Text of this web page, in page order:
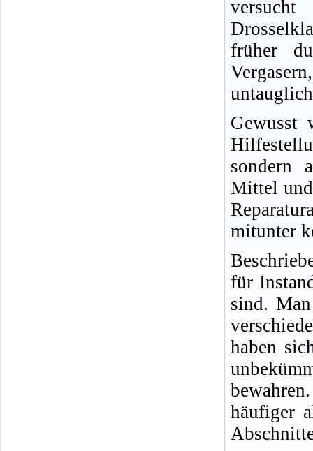
früher
Gewusst
sondern
Mittel und
mitunter
für
sind.
haben
häufiger